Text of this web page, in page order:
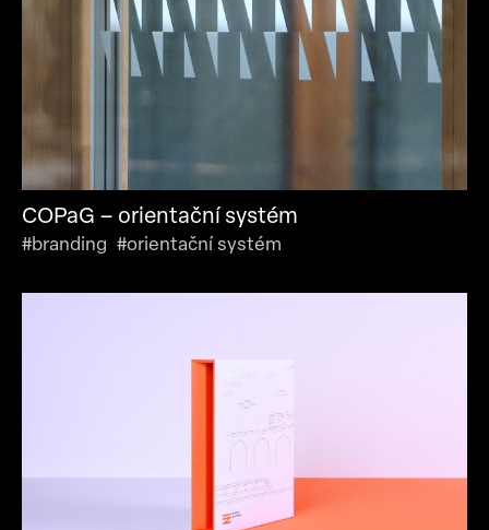
COPaG – orientační systém
#branding #orientační systém